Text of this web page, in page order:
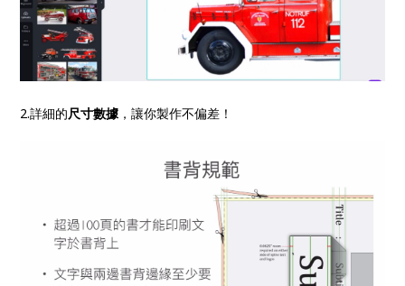
2.詳細的尺寸數據 ，讓你製作不偏差！